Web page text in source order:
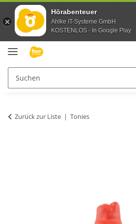
Hörabenteuer
Ahlke IT-Systeme GmbH
KOSTENLOS - In Google Play
Zurück zur Liste Tonies